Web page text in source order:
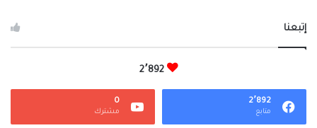
إتبعنا
2٬892
2٬892
متابع
0
مشترك